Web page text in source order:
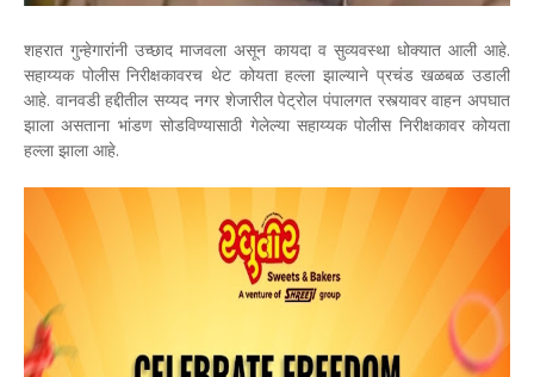
शहरात गुन्हेगारांनी उच्छाद माजवला असून कायदा व सुव्यवस्था धोक्यात आली आहे.
सहाय्यक पोलीस निरीक्षकावरच थेट कोयता हल्ला झाल्याने प्रचंड खळबळ उडाली
आहे. वानवडी हद्दीतील सय्यद नगर शेजारील पेट्रोल पंपालगत रस्त्यावर वाहन अपघात
झाला असताना भांडण सोडविण्यासाठी गेलेल्या सहाय्यक पोलीस निरीक्षकावर कोयता
हल्ला झाला आहे.